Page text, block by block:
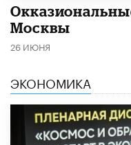
Москвы
26 ИЮНЯ
ЭКОНОМИКА